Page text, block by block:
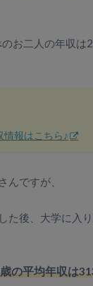
お二人の年収は
報はこちら♪
んですが、
た後、大学に入
の平均年収は